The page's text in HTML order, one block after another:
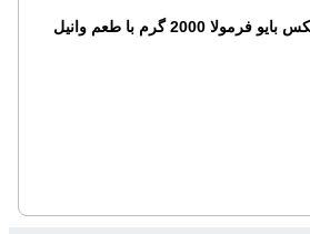
2000 گرم با طعم وانیل